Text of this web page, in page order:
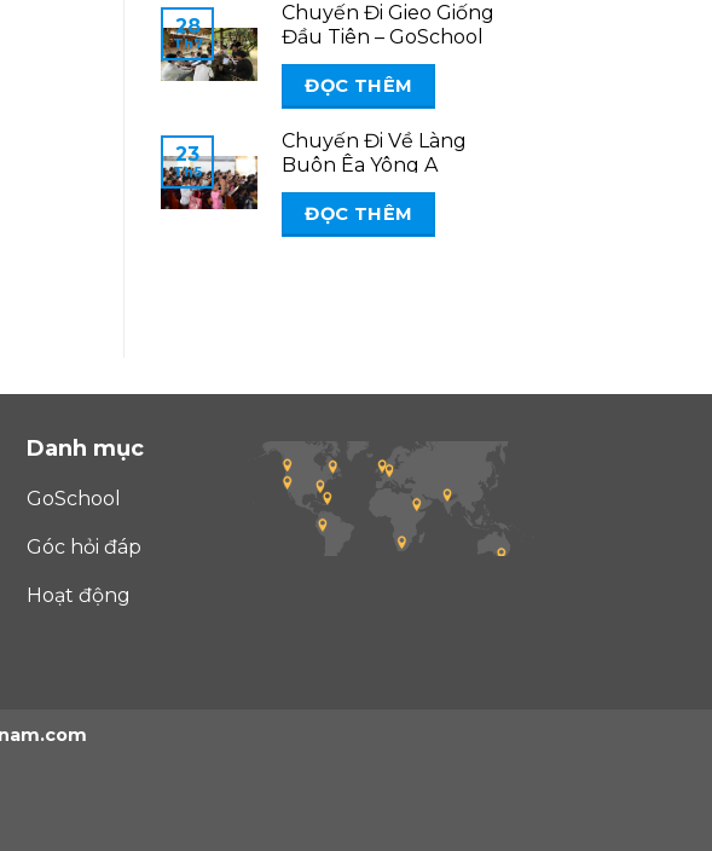
Chuyến Đi Gieo Giống
Đầu Tiên – GoSchool
Miền Bắc
ĐỌC THÊM
28
Th7
Chuyến Đi Về Làng
Buôn Êa Yông A
30/04 – 02/05/2025
ĐỌC THÊM
23
Th5
Danh mục
GoSchool
Góc hỏi đáp
Hoạt động